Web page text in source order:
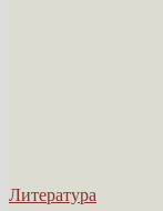
Литература